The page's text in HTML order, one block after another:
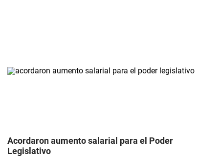
Acordaron aumento salarial para el Poder
Legislativo